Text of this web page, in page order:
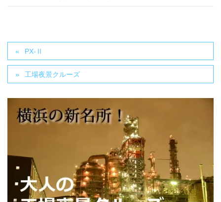
PX-Ⅱ
工場夜景クルーズ